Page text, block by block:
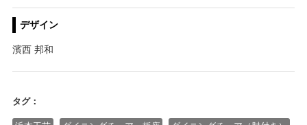
デザイン
濱西 邦和
タグ：